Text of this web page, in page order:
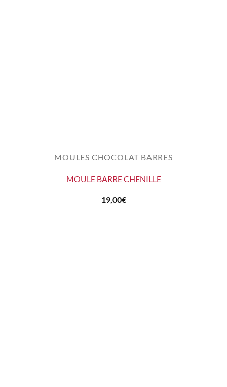
MOULES CHOCOLAT BARRES
MOULE BARRE CHENILLE
19,00€